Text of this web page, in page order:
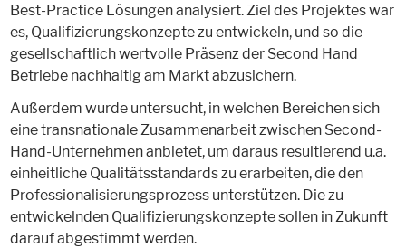
Best-Practice Lösungen analysiert. Ziel des Projektes war
es, Qualifizierungskonzepte zu entwickeln, und so die
gesellschaftlich wertvolle Präsenz der Second Hand
Betriebe nachhaltig am Markt abzusichern.
Außerdem wurde untersucht, in welchen Bereichen sich
eine transnationale Zusammenarbeit zwischen Second-
Hand-Unternehmen anbietet, um daraus resultierend u.a.
einheitliche Qualitätsstandards zu erarbeiten, die den
Professionalisierungsprozess unterstützen. Die zu
entwickelnden Qualifizierungskonzepte sollen in Zukunft
darauf abgestimmt werden.